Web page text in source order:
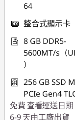
64
整合式顯示卡
8 GB DDR5-
5600MT/s（
）
256 GB SSD
PCIe Gen4
免費 查看運送日期
6-9 天由工廠出貨